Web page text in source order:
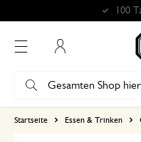
Kostenlose
Startseite Essen & Trinken